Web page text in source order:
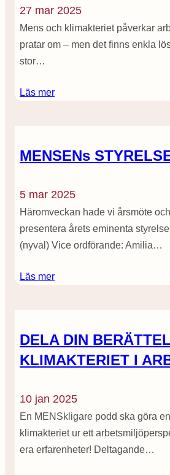
27 mar 2025
Mens och klimakteriet påverkar
pratar om – men det finns enkla
stor…
Läs mer
MENSENs
5 mar 2025
Häromveckan hade vi årsmöte
presentera årets eminenta
(nyval) Vice ordförande: Amilia…
Läs mer
DELA DIN
KLIMAKTERIET I
10 jan 2025
En MENSkligare podd ska göra
klimakteriet ur ett
era erfarenheter! Deltagande…